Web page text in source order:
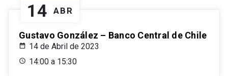
14 ABR
Gustavo González – Banco Central de Chile
14 de Abril de 2023
14:00 a 15:30